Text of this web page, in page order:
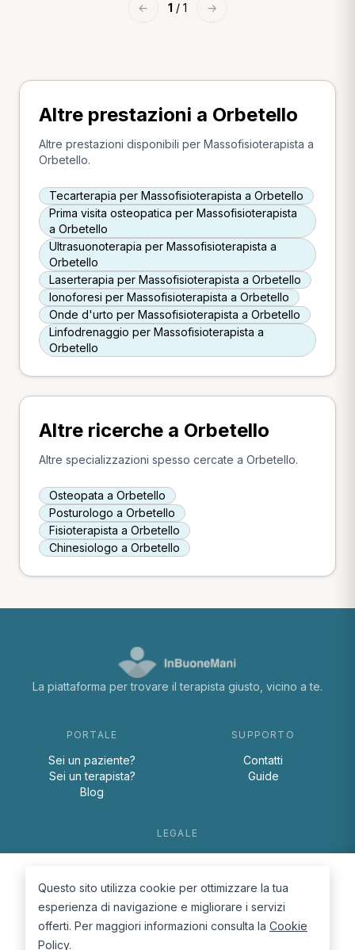
← 1 / 1 →
Altre prestazioni a Orbetello
Altre prestazioni disponibili per Massofisioterapista a
Orbetello.
Tecarterapia per Massofisioterapista a Orbetello
Prima visita osteopatica per Massofisioterapista
a Orbetello
Ultrasuonoterapia per Massofisioterapista a
Orbetello
Laserterapia per Massofisioterapista a Orbetello
Ionoforesi per Massofisioterapista a Orbetello
Onde d'urto per Massofisioterapista a Orbetello
Linfodrenaggio per Massofisioterapista a
Orbetello
Altre ricerche a Orbetello
Altre specializzazioni spesso cercate a Orbetello.
Osteopata a Orbetello
Posturologo a Orbetello
Fisioterapista a Orbetello
Chinesiologo a Orbetello
La piattaforma per trovare il terapista giusto, vicino a te.
PORTALE
Sei un paziente?
Sei un terapista?
Blog
SUPPORTO
Contatti
Guide
LEGALE
Cookie Policy
Questo sito utilizza cookie per ottimizzare la tua
esperienza di navigazione e migliorare i servizi
offerti. Per maggiori informazioni consulta la Cookie
Policy.